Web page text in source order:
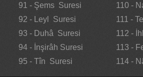
91 - Şems Suresi
92 - Leyl Suresi
93 - Duhâ Suresi
94 - İnşirâh Suresi
95 - Tîn Suresi
110 -
111 -
112 -
113 -
114 -